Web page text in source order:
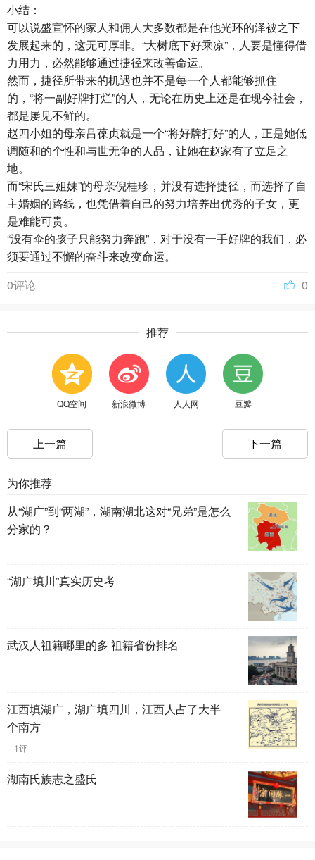
小结：
可以说盛宣怀的家人和佣人大多数都是在他光环的泽被之下
发展起来的，这无可厚非。“大树底下好乘凉”，人要是懂得借
力用力，必然能够通过捷径来改善命运。
然而，捷径所带来的机遇也并不是每一个人都能够抓住
的，“将一副好牌打烂”的人，无论在历史上还是在现今社会，
都是屡见不鲜的。
赵四小姐的母亲吕葆贞就是一个“将好牌打好”的人，正是她低
调随和的个性和与世无争的人品，让她在赵家有了立足之
地。
而“宋氏三姐妹”的母亲倪桂珍，并没有选择捷径，而选择了自
主婚姻的路线，也凭借着自己的努力培养出优秀的子女，更
是难能可贵。
“没有伞的孩子只能努力奔跑”，对于没有一手好牌的我们，必
须要通过不懈的奋斗来改变命运。
0
0评论
推荐
QQ空间 新浪微博 人人网 豆瓣
上一篇 下一篇
为你推荐
从“湖广”到“两湖”，湖南湖北这对“兄弟”是怎么
分家的？
“湖广填川”真实历史考
武汉人祖籍哪里的多 祖籍省份排名
江西填湖广，湖广填四川，江西人占了大半
个南方
1评
湖南氏族志之盛氏